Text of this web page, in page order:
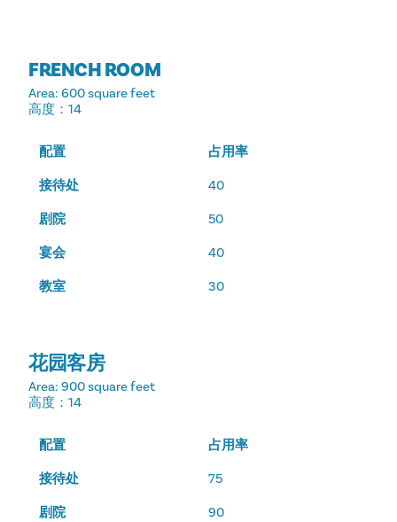
FRENCH ROOM
Area: 600 square feet
高度 ：14
配置 占用率
接待处 40
剧院 50
宴会 40
教室 30
花园客房
Area: 900 square feet
高度 ：14
配置 占用率
接待处 75
剧院 90